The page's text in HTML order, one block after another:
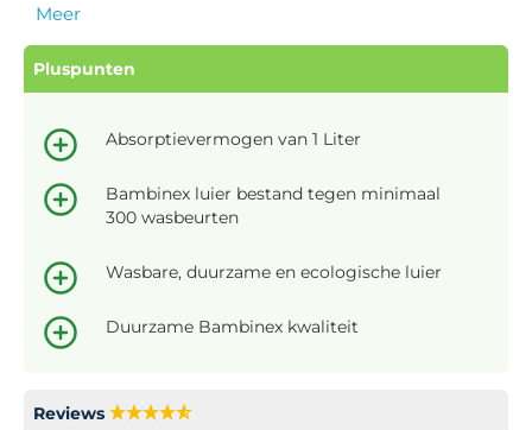
Meer
Pluspunten
Absorptievermogen van 1 Liter
Bambinex luier bestand tegen minimaal
300 wasbeurten
Wasbare, duurzame en ecologische luier
Duurzame Bambinex kwaliteit
Reviews